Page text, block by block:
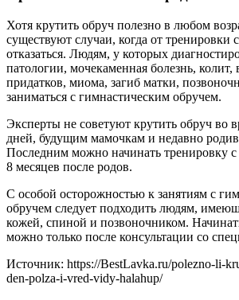
Хотя крутить обруч полезно в любом
существуют случаи, когда от тренировки
отказаться. Людям, у которых
патологии, мочекаменная болезнь, колит,
придатков, миома, загиб матки,
заниматься с гимнастическим обручем.
Эксперты не советуют крутить обруч во
дней, будущим мамочкам и недавно
Последним можно начинать тренировку с
8 месяцев после родов.
С особой осторожностью к занятиям с
обручем следует подходить людям,
кожей, спиной и позвоночником.
можно только после консультации со
Источник: https://BestLavka.ru/polezno-li-
den-polza-i-vred-vidy-halahup/